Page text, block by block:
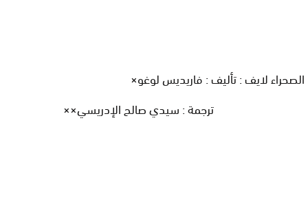
الصحراء لايف : تأليف : فاريديس لوغو×
ترجمة : سيدي صالح الإدريسي××